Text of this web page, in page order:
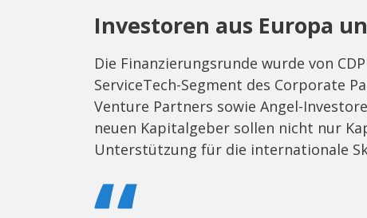
Investoren aus Europa
Die Finanzierungsrunde wurde von
ServiceTech-Segment des Corporate
Venture Partners sowie Angel-
neuen Kapitalgeber sollen nicht nur
Unterstützung für die internationale